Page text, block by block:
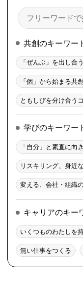
検
索
共創のキーワー
「ぜんぶ」を出し合
「個」から始まる共
ともしびを分け合う
学びのキーワー
「自分」と素直に向
リスキリング、身近
変える、会社・組織
キャリアのキー
いくつものわたしを
無い仕事をつくる